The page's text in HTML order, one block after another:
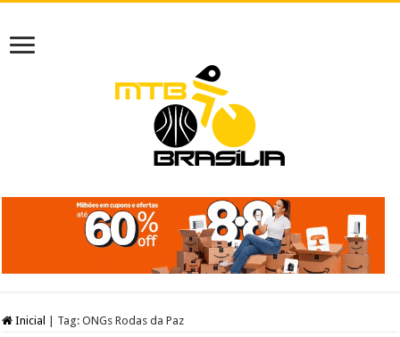
Inicial Tag:ONGs Rodas da Paz